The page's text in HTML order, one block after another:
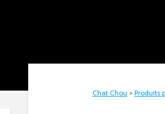
Chat Chou > Produits